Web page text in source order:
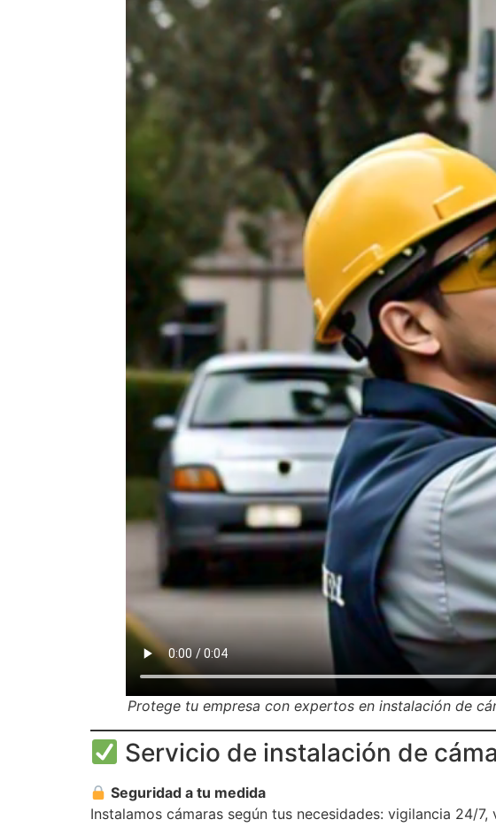
Protege tu empresa con expertos en instalación de
Servicio de instalación de
Seguridad a tu medida
Instalamos cámaras según tus necesidades: vigilancia 24/